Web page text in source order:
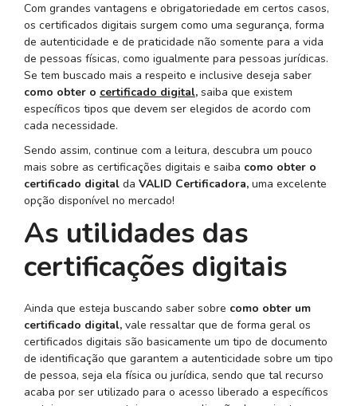
Com grandes vantagens e obrigatoriedade em certos casos,
os certificados digitais surgem como uma segurança, forma
de autenticidade e de praticidade não somente para a vida
de pessoas físicas, como igualmente para pessoas jurídicas.
Se tem buscado mais a respeito e inclusive deseja saber
como obter o certificado digital, saiba que existem
específicos tipos que devem ser elegidos de acordo com
cada necessidade.
Sendo assim, continue com a leitura, descubra um pouco
mais sobre as certificações digitais e saiba como obter o
certificado digital da VALID Certificadora, uma excelente
opção disponível no mercado!
As utilidades das
certificações digitais
Ainda que esteja buscando saber sobre como obter um
certificado digital, vale ressaltar que de forma geral os
certificados digitais são basicamente um tipo de documento
de identificação que garantem a autenticidade sobre um tipo
de pessoa, seja ela física ou jurídica, sendo que tal recurso
acaba por ser utilizado para o acesso liberado a específicos